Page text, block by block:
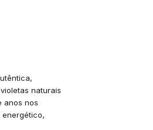
naturais
anos nos